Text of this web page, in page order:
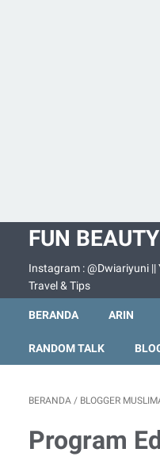
FUN
Instagram : @Dwiariyuni ||
Travel & Tips
BERANDA ARIN
RANDOM TALK
BERANDA / BLOGGER
Program